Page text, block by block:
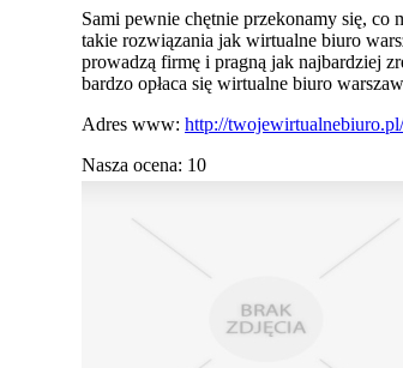
Sami pewnie chętnie przekonamy się,
takie rozwiązania jak wirtualne biuro
prowadzą firmę i pragną jak najbardziej
bardzo opłaca się wirtualne biuro
Adres www: http://twojewirtualnebiuro.pl/
Nasza ocena: 10